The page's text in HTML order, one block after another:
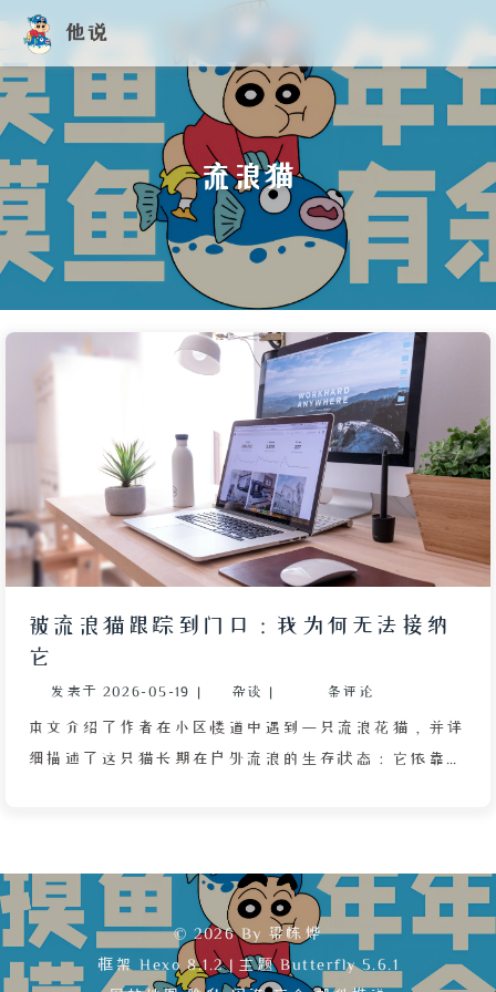
他说
流浪猫
被流浪猫跟踪到门口：我为何无法接纳
它
发表于 2026-05-19 | 杂谈 | 条评论
本文介绍了作者在小区楼道中遇到一只流浪花猫，并详
细描述了这只猫长期在户外流浪的生存状态：它依靠翻
楼并守在家门口久久不去，导致作者和母亲无法正常外
出散步。作者虽觉得猫可爱，但因自身长期患有鼻炎、
对猫毛过敏，且家中已养了三只宠物乌龟（猫的捕猎本
领会威胁乌龟安全），加之作者从小在城市楼房长大，
© 2026 By 梁栋烨
框架Hexo 8.1.2 | 主题Butterfly 5.6.1